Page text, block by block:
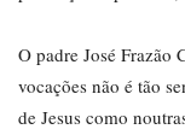
O padre José Frazão
vocações não é tão
de Jesus como